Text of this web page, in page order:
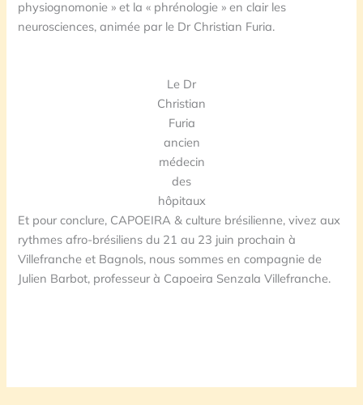
physiognomonie » et la « phrénologie » en clair les
neurosciences, animée par le Dr Christian Furia.
Le Dr
Christian
Furia
ancien
médecin
des
hôpitaux
Et pour conclure, CAPOEIRA & culture brésilienne, vivez aux
rythmes afro-brésiliens du 21 au 23 juin prochain à
Villefranche et Bagnols, nous sommes en compagnie de
Julien Barbot, professeur à Capoeira Senzala Villefranche.